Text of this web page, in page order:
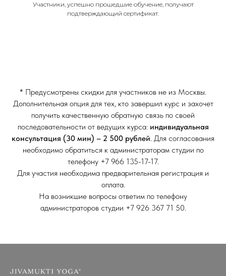
Участники, успешно прошедшие обучение, получают
подтверждающий сертификат.
* Предусмотрены скидки для участников не из Москвы.
Дополнительная опция для тех, кто завершил курс и захочет
получить качественную обратную связь по своей
последовательности от ведущих курса: индивидуальная
консультация (30 мин) – 2 500 рублей. Для согласования
необходимо обратиться к администраторам студии по
телефону +7 966 135-17-17.
Для участия необходима предварительная регистрация и
оплата.
На возникшие вопросы ответим по телефону
администраторов студии +7 926 367 71 50.